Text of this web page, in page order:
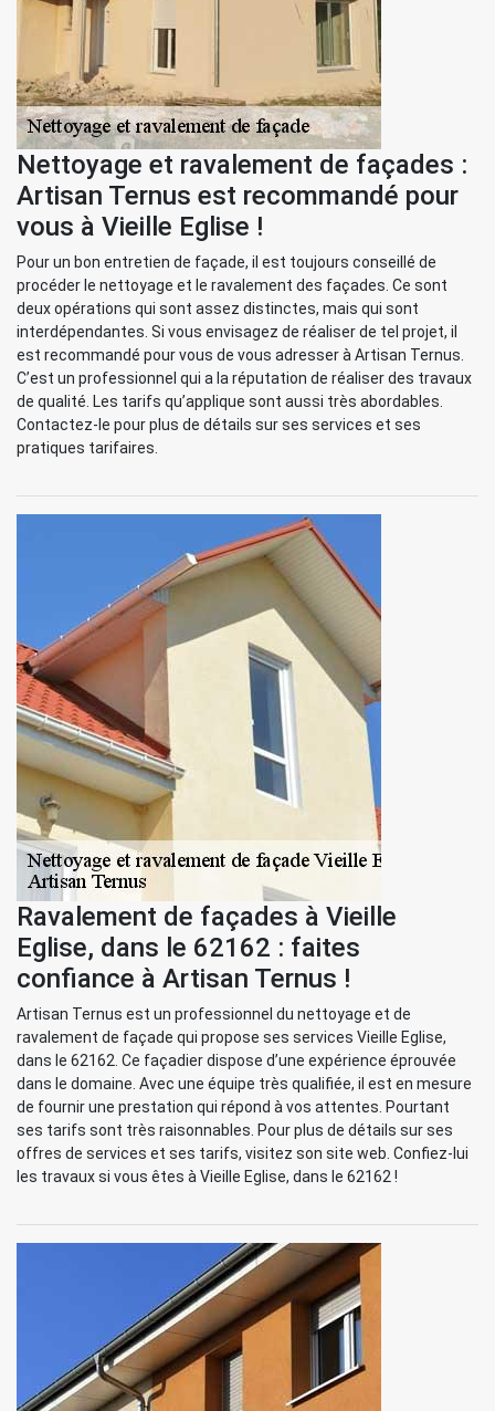
Nettoyage et ravalement de façades :
Artisan Ternus est recommandé pour
vous à Vieille Eglise !
Pour un bon entretien de façade, il est toujours conseillé de
procéder le nettoyage et le ravalement des façades. Ce sont
deux opérations qui sont assez distinctes, mais qui sont
interdépendantes. Si vous envisagez de réaliser de tel projet, il
est recommandé pour vous de vous adresser à Artisan Ternus.
C’est un professionnel qui a la réputation de réaliser des travaux
de qualité. Les tarifs qu’applique sont aussi très abordables.
Contactez-le pour plus de détails sur ses services et ses
pratiques tarifaires.
Ravalement de façades à Vieille
Eglise, dans le 62162 : faites
confiance à Artisan Ternus !
Artisan Ternus est un professionnel du nettoyage et de
ravalement de façade qui propose ses services Vieille Eglise,
dans le 62162. Ce façadier dispose d’une expérience éprouvée
dans le domaine. Avec une équipe très qualifiée, il est en mesure
de fournir une prestation qui répond à vos attentes. Pourtant
ses tarifs sont très raisonnables. Pour plus de détails sur ses
offres de services et ses tarifs, visitez son site web. Confiez-lui
les travaux si vous êtes à Vieille Eglise, dans le 62162 !